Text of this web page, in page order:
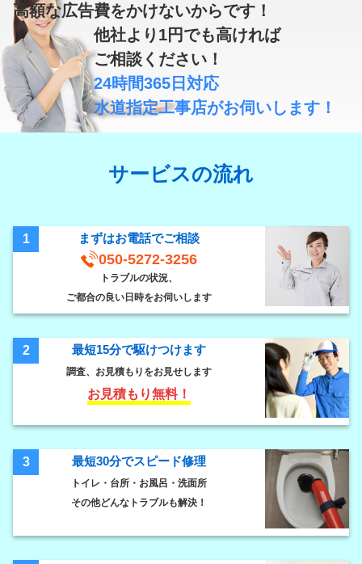
高額な広告費をかけないからです！
他社より 1円でも高ければ
ご相談ください！
24時間365日対応
水道指定工事店がお伺いします！
サービスの流れ
1 まずはお電話でご相談
050-5272-3256
トラブルの状況、
ご都合の良い日時をお伺いします
2 最短15分で駆けつけます
調査、お見積もりをお見せします
お見積もり無料！
3 最短30分でスピード修理
トイレ・台所・お風呂・洗面所
その他どんなトラブルも解決！